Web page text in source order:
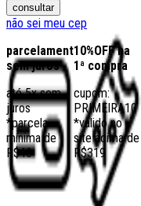
consultar
não sei meu cep
parcelamento
sem juros
até 5x sem
juros
*parcela
mínima de
R$40
10%OFF na
1ª compra
cupom:
PRIMEIRA10
*válido no
site acima de
R$319